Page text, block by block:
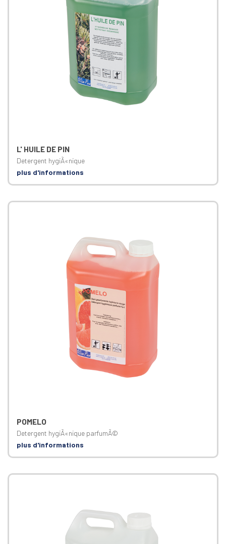
L' HUILE DE PIN
Detergent hygiÃ«nique
plus d'informations
POMELO
Detergent hygiÃ«nique parfumÃ©
plus d'informations